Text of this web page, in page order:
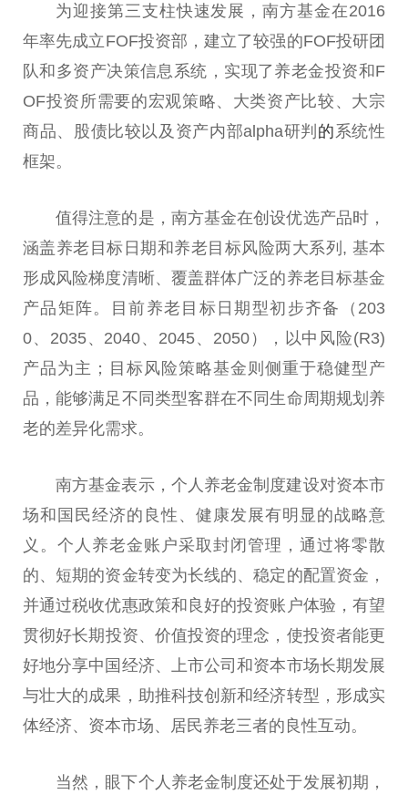
为迎接第三支柱快速发展，南方基金在2016
年率先成立FOF投资部，建立了较强的FOF投研团
队和多资产决策信息系统，实现了养老金投资和F
OF投资所需要的宏观策略、大类资产比较、大宗
商品、股债比较以及资产内部alpha研判 的系统性
框架。
值得注意的是，南方基金在创设优选产品时，
涵盖养老目标日期和养老目标风险两大系列, 基本
形成风险梯度清晰、覆盖群体广泛的养老目标基金
产品矩阵。目前养老目标日期型初步齐备（203
0、2035、2040、2045、2050），以中风险(R3)
产品为主；目标风险策略基金 则侧重于稳健型产
品，能够满足不同类型客群在不同生命周期规划养
老的差异化需求。
南方基金表示，个人养老金制度建设对资本市
场和国民经济的良性 、健康发展有明显的战略意
义。个人养老金账户采取封闭管理，通过将零散
的、短期的资金转变为长线的、稳定的配置资金，
并通过税收优惠政策和良好的投资账户体验，有望
贯彻好长期投资、价值投资的理念，使投资者能更
好地分享中国 经济、上市公司和资本市场长期发展
与壮大的成果，助推科技创新和经济转型，形成实
体经济、资本市场、居民养老三者的良性互动。
当然，眼下个人养老金制度还处于发展初期，